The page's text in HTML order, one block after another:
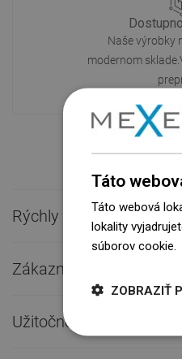
Naše výrobky
modernom
Rýchly kontakt
Zákaznícky servis
Užitočné odkazy
Táto
Táto webová
lokality
súborov cookie.
ZOBRAZIŤ